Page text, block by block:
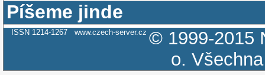
Píšeme jinde
ISSN 1214-1267 www.czech-server.cz © 1999-2015
o.